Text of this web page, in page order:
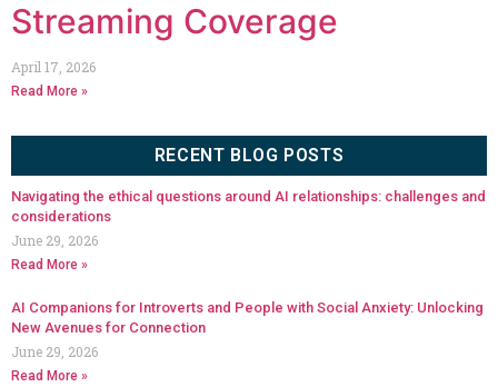
Streaming Coverage
April 17, 2026
Read More »
RECENT BLOG POSTS
Navigating the ethical questions around AI relationships: challenges and
considerations
June 29, 2026
Read More »
AI Companions for Introverts and People with Social Anxiety: Unlocking
New Avenues for Connection
June 29, 2026
Read More »